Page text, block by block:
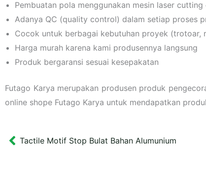
Pembuatan pola menggunakan mesin laser
Adanya QC (quality control) dalam setiap proses
Cocok untuk berbagai kebutuhan proyek (trotoar,
Harga murah karena kami produsennya langsung
Produk bergaransi sesuai kesepakatan
Futago Karya merupakan produsen produk
online shope Futago Karya untuk mendapatkan
Prev
Tactile Motif Stop Bulat Bahan Alumunium